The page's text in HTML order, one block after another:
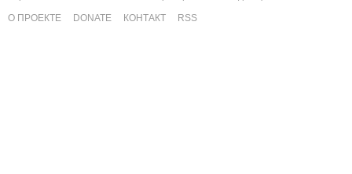
О ПРОЕКТЕ
DONATE КОНТАКТ RSS